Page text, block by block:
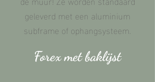
geleverd met een aluminium
subframe of ophangsysteem.
Forexmet baklijst